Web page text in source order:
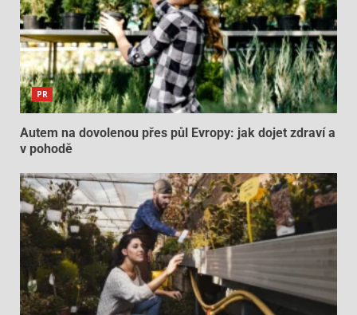
PR
Autem na dovolenou přes půl Evropy: jak dojet zdraví a
v pohodě